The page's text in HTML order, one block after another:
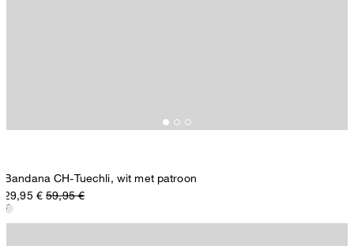
Bandana CH-Tuechli, wit met patroon
29,95 € 59,95 €